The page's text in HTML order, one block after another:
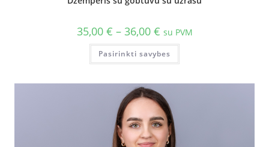
35,00 € – 36,00 € su PVM
Pasirinkti savybes